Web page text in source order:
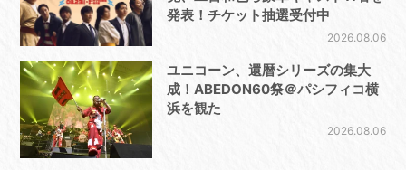
発表！チケット抽選受付中
2026.08.06
ユニコーン、還暦シリーズの集大
成！ABEDON60祭＠パシフィコ横
浜を観た
2026.08.06